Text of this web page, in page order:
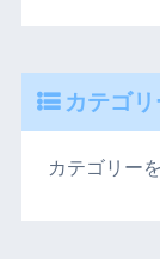
カテゴリ